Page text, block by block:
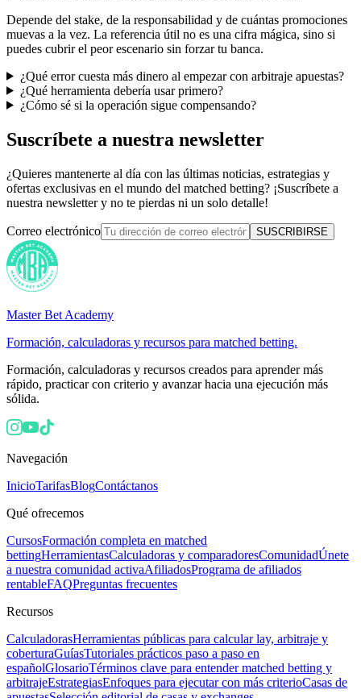
Depende del stake, de la responsabilidad y de cuántas promociones
muevas a la vez. La referencia útil no es una cifra mágica, sino si
puedes cubrir el peor escenario sin forzar tu banca.
¿Qué error cuesta más dinero al empezar con arbitraje apuestas?
¿Qué herramienta debería usar primero?
¿Cómo sé si la operación sigue compensando?
Suscríbete a nuestra newsletter
¿Quieres mantenerte al día con las últimas noticias, estrategias y
ofertas exclusivas en el mundo del matched betting? ¡Suscríbete a
nuestra newsletter y no te pierdas ni un solo detalle!
Correo electrónico SUSCRIBIRSE
Master Bet Academy
Formación, calculadoras y recursos para matched betting.
Formación, calculadoras y recursos creados para aprender más
rápido, practicar con criterio y avanzar hacia una ejecución más
sólida.
Navegación
InicioTarifasBlogContáctanos
Qué ofrecemos
CursosFormación completa en matched
bettingHerramientasCalculadoras y comparadoresComunidadÚnete
a nuestra comunidad activaAfiliadosPrograma de afiliados
rentableFAQPreguntas frecuentes
Recursos
CalculadorasHerramientas públicas para calcular lay, arbitraje y
coberturaGuíasTutoriales prácticos paso a paso en
españolGlosarioTérminos clave para entender matched betting y
arbitrajeEstrategiasEnfoques para ejecutar con más criterioCasas de